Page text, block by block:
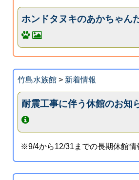
ホンドタヌキのあかちゃん
竹島水族館> 新着情報
耐震工事に伴う休館のお知
※9/4から12/31までの長期休館情